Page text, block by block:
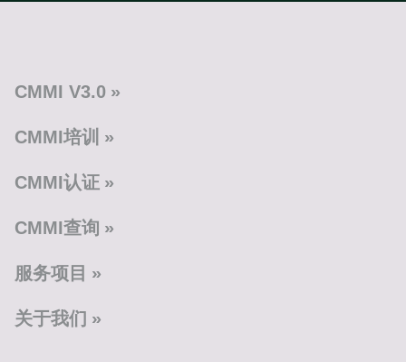
CMMI V3.0
CMMI培训
CMMI认证
CMMI查询
服务项目
关于我们